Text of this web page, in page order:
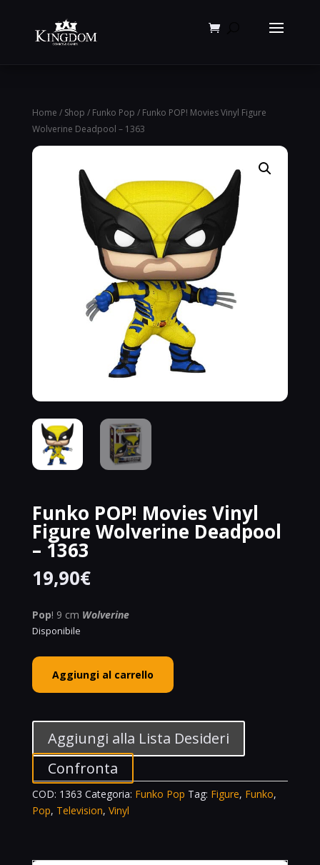
Home / Shop / Funko Pop / Funko POP! Movies Vinyl Figure
Wolverine Deadpool – 1363
Funko POP! Movies Vinyl
Figure Wolverine Deadpool
– 1363
19,90€
Pop! 9 cm Wolverine
Disponibile
Funko
POP!
Movies
Wolverine
Deadpool
-
1363
quantità
Aggiungi al carrello
Aggiungi alla Lista Desideri
Confronta
COD: 1363 Categoria: Funko Pop Tag: Figure, Funko,
Pop, Television, Vinyl